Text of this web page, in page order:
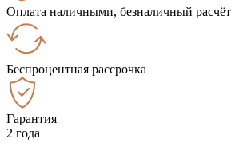
Оплата наличными, безналичный расчёт
Беспроцентная рассрочка
Гарантия
2 года